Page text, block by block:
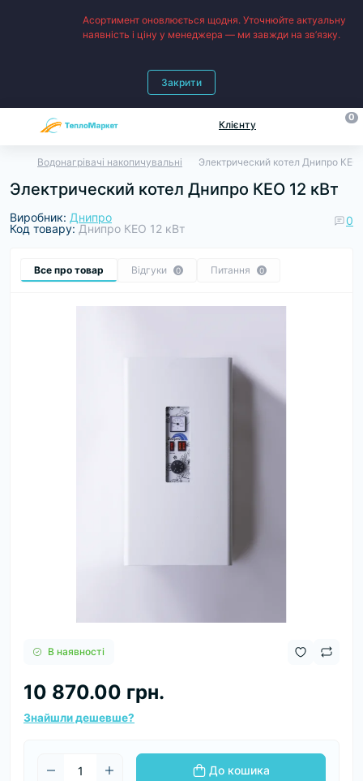
Асортимент оновлюється щодня. Уточнюйте актуальну
наявність і ціну у менеджера — ми завжди на зв’язку.
Закрити
Клієнту
0
Водонагрівачі накопичувальні Электрический котел Днипро КЕО
Электрический котел Днипро КЕО 12 кВт
Виробник: Днипро
Код товару:Днипро КЕО 12 кВт
0
Все про товар Відгуки 0 Питання 0
В наявності
10 870.00 грн.
Знайшли дешевше?
До кошика